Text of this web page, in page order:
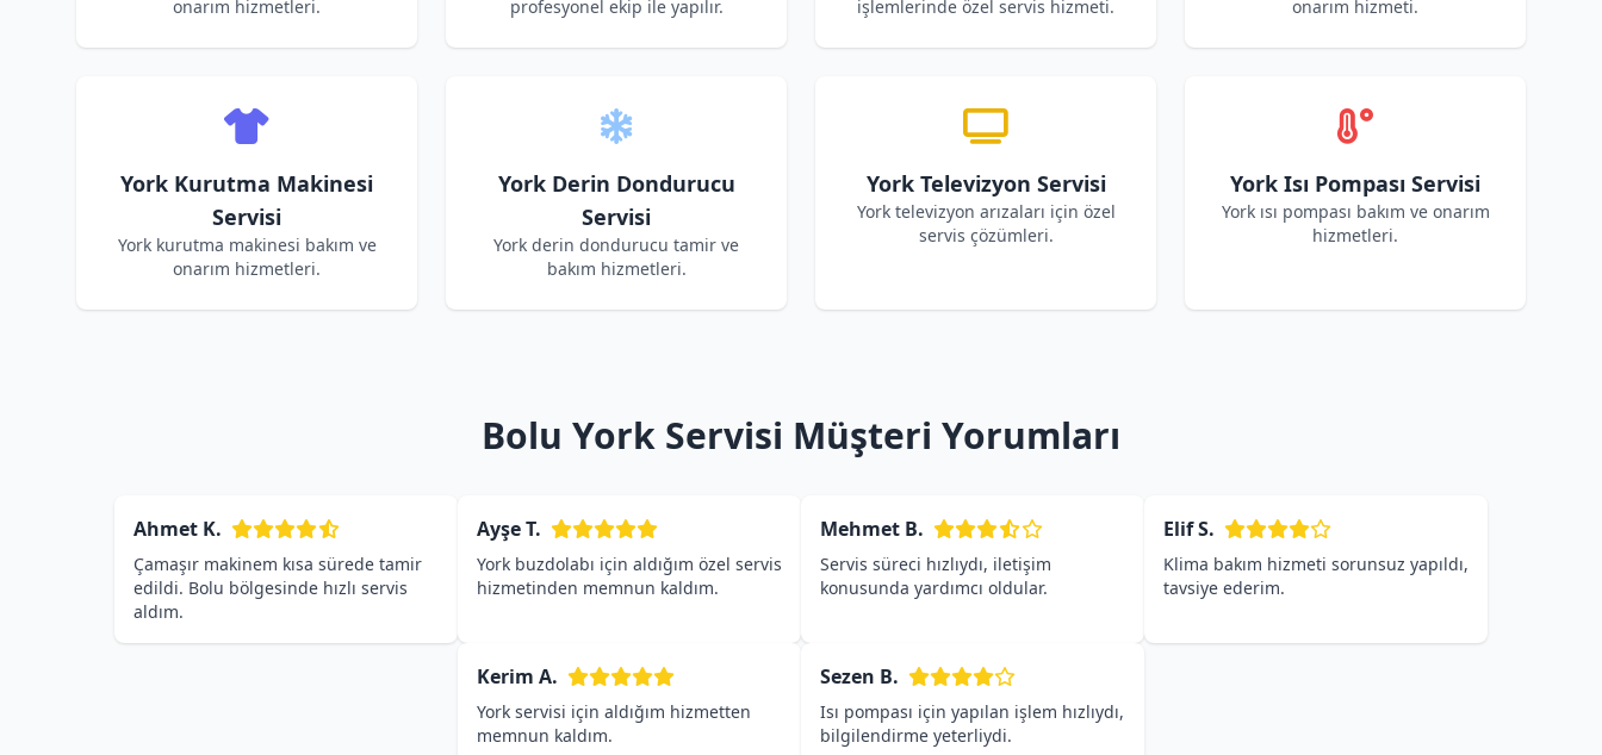
onarım hizmetleri.
profesyonel ekip ile yapılır.
işlemlerinde özel servis hizmeti.
onarım hizmeti.
York Kurutma Makinesi
Servisi
York kurutma makinesi bakım ve
onarım hizmetleri.
York Derin Dondurucu
Servisi
York derin dondurucu tamir ve
bakım hizmetleri.
York Televizyon Servisi
York televizyon arızaları için özel
servis çözümleri.
York Isı Pompası Servisi
York ısı pompası bakım ve onarım
hizmetleri.
Bolu York Servisi Müşteri Yorumları
Ahmet K.
Çamaşır makinem kısa sürede tamir
edildi. Bolu bölgesinde hızlı servis
aldım.
Ayşe T.
York buzdolabı için aldığım özel servis
hizmetinden memnun kaldım.
Mehmet B.
Servis süreci hızlıydı, iletişim
konusunda yardımcı oldular.
Elif S.
Klima bakım hizmeti sorunsuz yapıldı,
tavsiye ederim.
Kerim A.
York servisi için aldığım hizmetten
memnun kaldım.
Sezen B.
Isı pompası için yapılan işlem hızlıydı,
bilgilendirme yeterliydi.